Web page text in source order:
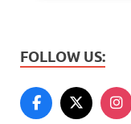
FOLLOW US: